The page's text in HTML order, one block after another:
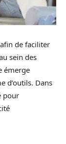
de faciliter
sein des
émerge
d’outils. Dans
pour